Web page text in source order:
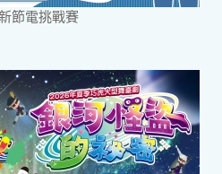
節電挑戰賽